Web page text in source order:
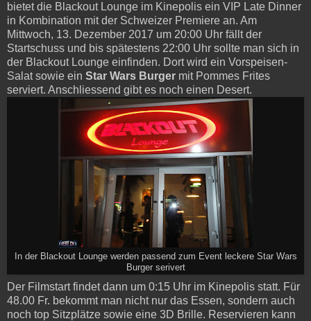
bietet die Blackout Lounge im Kinepolis ein VIP Late Dinner
in Kombination mit der Schweizer Premiere an. Am
Mittwoch, 13. Dezember 2017 um 20:00 Uhr fällt der
Startschuss und bis spätestens 22:00 Uhr sollte man sich in
der Blackout Lounge einfinden. Dort wird ein Vorspeisen-
Salat sowie ein Star Wars Burger mit Pommes Frites
serviert. Anschliessend gibt es noch einen Desert.
In der Blackout Lounge werden passend zum Event leckere Star Wars
Burger serivert
Der Filmstart findet dann um 0:15 Uhr im Kinepolis statt. Für
48.00 Fr. bekommt man nicht nur das Essen, sondern auch
noch top Sitzplätze sowie eine 3D Brille. Reservieren kann